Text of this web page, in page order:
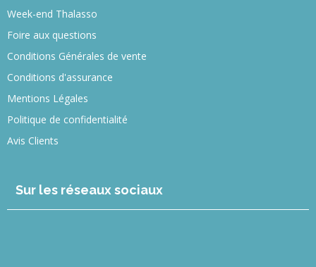
Week-end Thalasso
Foire aux questions
Conditions Générales de vente
Conditions d'assurance
Mentions Légales
Politique de confidentialité
Avis Clients
Sur les réseaux sociaux